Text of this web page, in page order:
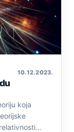
10. 12. 2023.
koja